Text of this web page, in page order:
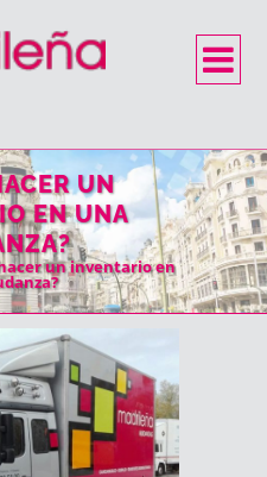
UN
EN UNA
un inventario en